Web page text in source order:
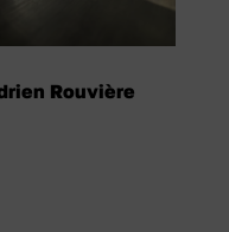
Rouvière